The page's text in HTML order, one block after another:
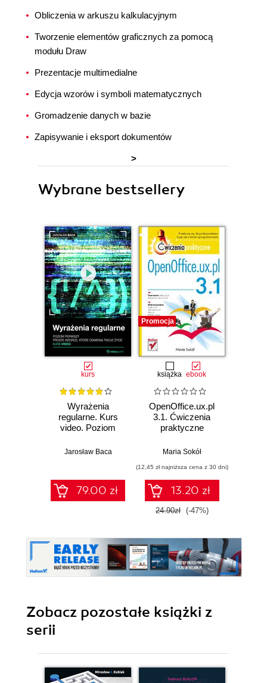
Obliczenia w arkuszu kalkulacyjnym
Tworzenie elementów graficznych za pomocą
modułu Draw
Prezentacje multimedialne
Edycja wzorów i symboli matematycznych
Gromadzenie danych w bazie
Zapisywanie i eksport dokumentów
>
Wybrane bestsellery
kurs
Wyrażenia
regularne. Kurs
video. Poziom
wzorce, które
Jarosław Baca
79.00 zł
Promocja
książka ebook
OpenOffice.ux.pl
3.1. Ćwiczenia
praktyczne
Maria Sokół
(12,45 zł najniższa cena z 30 dni)
13.20 zł
24.90zł (-47%)
Zobacz pozostałe książki z
serii